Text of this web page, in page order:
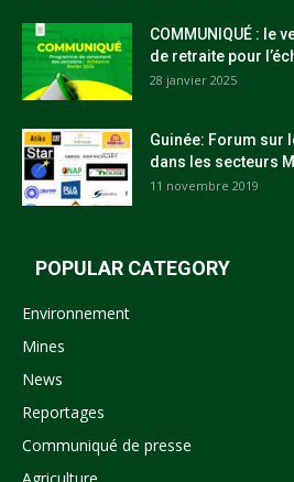
COMMUNIQUÉ : le
de retraite pour
28 janvier 2025
Guinée: Forum sur
dans les secteurs
11 novembre 2019
POPULAR CATEGORY
Environnement
Mines
News
Reportages
Communiqué de presse